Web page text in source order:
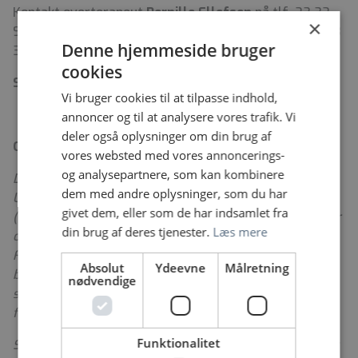
Kontakt overterapeutPernille Ellefsenpå tlf. 23 32
93 78 eller overterapeut
på tlf. 23
32 62 07.
Samtaler afholdes tirsdag den 21. oktober.
Om os
Den 1. januar 2024 fusionerede Sjællands
Universitetshospital (SUH) med Nykøbing F. Sygehus
(NFS). Som et af Danmarks største akutsygehuse driver
og udvikler vi sygehusene i Køge, Roskilde og Nykøbing
F. Vi har aktivitet på alle regionens sygehuse, og vi
betjener alle regionens patienter med specialiserede
sundhedsydelser samt tilbyder sundhedsydelser inden
for 32 forskellige lægelige specialer.
Som Danmarks seneste universitetshospital søger vi at
×
Denne hjemmeside bruger
cookies
Vi bruger cookies til at tilpasse indhold,
annoncer og til at analysere vores trafik. Vi
deler også oplysninger om din brug af
vores websted med vores annoncerings-
og analysepartnere, som kan kombinere
dem med andre oplysninger, som du har
givet dem, eller som de har indsamlet fra
din brug af deres tjenester. Læs mere
Absolut
nødvendige
Ydeevne Målretning
Funktionalitet